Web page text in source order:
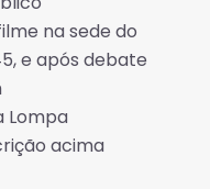
na sede do
e após debate
Lompa
acima